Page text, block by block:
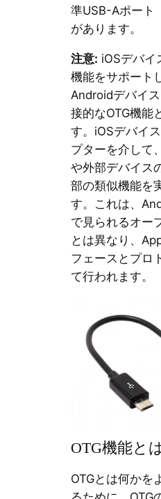
準USB-Aポート
があります。
注意: iOSデバイ
機能をサポート
Androidデバイ
接的なOTG機能
す。iOSデバイ
プターを介して
や外部デバイス
部の類似機能を
す。これは、
で見られるオー
とは異なり、
フェースとプロ
て行われます。
OTG機能と
OTGとは何かを